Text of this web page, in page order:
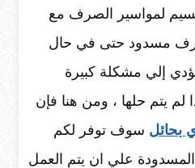
لمواسير الصرف مع
مسدود حتى في حال
إلي مشكلة كبيرة
يتم حلها ، ومن هنا فإن
بحائل سوف توفر لكم
علي ان يتم العمل